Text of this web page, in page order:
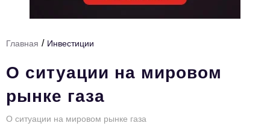
Технологии и тренды
HR
Персона номера
Юридический практикум
Главная / Инвестиции
О ситуации на мировом
рынке газа
О ситуации на мировом рынке газа